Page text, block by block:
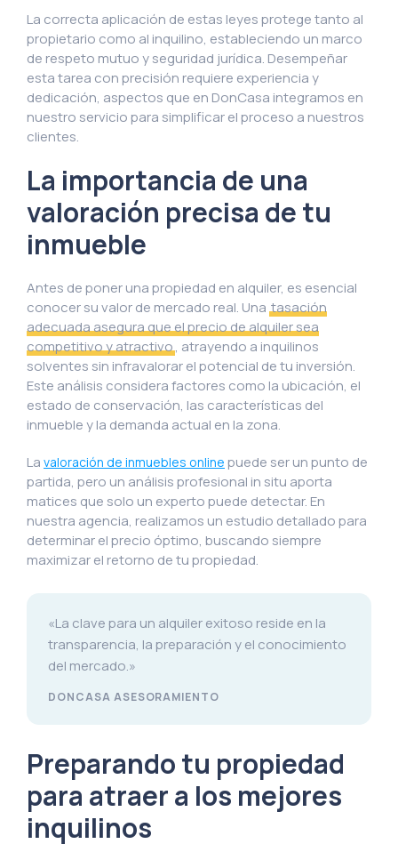
La correcta aplicación de estas leyes protege tanto al
propietario como al inquilino, estableciendo un marco
de respeto mutuo y seguridad jurídica. Desempeñar
esta tarea con precisión requiere experiencia y
dedicación, aspectos que en DonCasa integramos en
nuestro servicio para simplificar el proceso a nuestros
clientes.
La importancia de una
valoración precisa de tu
inmueble
Antes de poner una propiedad en alquiler, es esencial
conocer su valor de mercado real. Una tasación
adecuada asegura que el precio de alquiler sea
competitivo y atractivo, atrayendo a inquilinos
solventes sin infravalorar el potencial de tu inversión.
Este análisis considera factores como la ubicación, el
estado de conservación, las características del
inmueble y la demanda actual en la zona.
La valoración de inmuebles online puede ser un punto de
partida, pero un análisis profesional in situ aporta
matices que solo un experto puede detectar. En
nuestra agencia, realizamos un estudio detallado para
determinar el precio óptimo, buscando siempre
maximizar el retorno de tu propiedad.
«La clave para un alquiler exitoso reside en la
transparencia, la preparación y el conocimiento
del mercado.»
DONCASA ASESORAMIENTO
Preparando tu propiedad
para atraer a los mejores
inquilinos